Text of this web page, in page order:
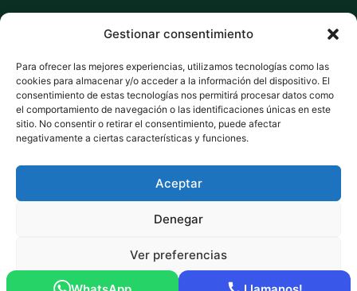
Gestionar consentimiento
Para ofrecer las mejores experiencias, utilizamos tecnologías como las
cookies para almacenar y/o acceder a la información del dispositivo. El
consentimiento de estas tecnologías nos permitirá procesar datos como
el comportamiento de navegación o las identificaciones únicas en este
sitio. No consentir o retirar el consentimiento, puede afectar
negativamente a ciertas características y funciones.
Aceptar
Denegar
Ver preferencias
Suculentas
VIVERO PLANTAS
Sobre nosotros
Puntos y recompensas
Cookies
Pago seguro: Tarjeta de Crédito / Débito Amazon Pay Klarna Link